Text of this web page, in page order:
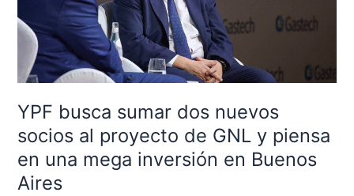
Y PF busca sumar dos nuevos
socios al proyecto de GNL y piensa
en una mega inversión en Buenos
Aires
al
proyecto
de
GNL
y
piensa
en
una
mega